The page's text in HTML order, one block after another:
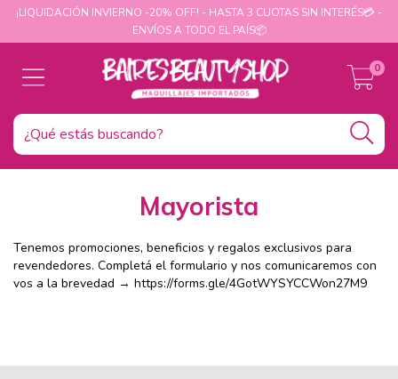
¡LIQUIDACIÓN INVIERNO -20% OFF! - HASTA 3 CUOTAS SIN INTERÉS💳 -
ENVÍOS A TODO EL PAÍS📦
0
Mayorista
Tenemos promociones, beneficios y regalos exclusivos para
revendedores. Completá el formulario y nos comunicaremos con
vos a la brevedad → https://forms.gle/4GotWYSYCCWon27M9